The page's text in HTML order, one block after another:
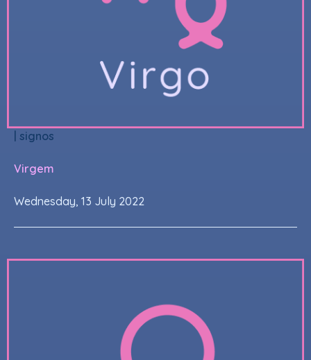
signos
Virgem
Wednesday, 13 July 2022